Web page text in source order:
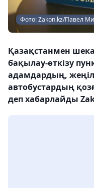
Фото: Zakon.kz/Павел
Қазақстанмен
бақылау-өткізу
адамдардың, жеңіл
автобустардың
деп хабарлайды